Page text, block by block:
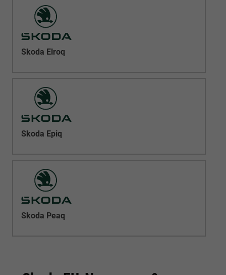
Skoda Elroq
Skoda Epiq
Skoda Peaq